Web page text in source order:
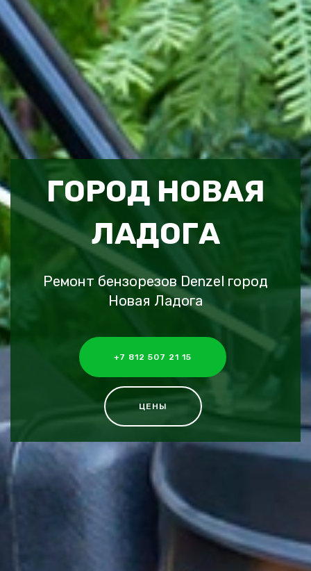
ГОРОД НОВАЯ
ЛАДОГА
Ремонт бензорезов Denzel город
Новая Ладога
+7 812 507 21 15
ЦЕНЫ